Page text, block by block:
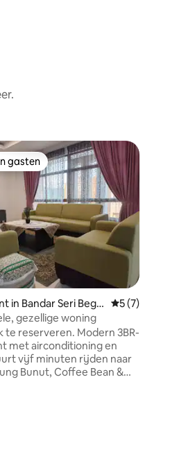
4,92 uit 5, 12 recensies
gasten
gasten
in Bandar Seri Bega
Gemiddelde
5 (7)
gezellige woning
te reserveren. Modern 3BR-
met airconditioning en
Bunut, Coffee Bean &